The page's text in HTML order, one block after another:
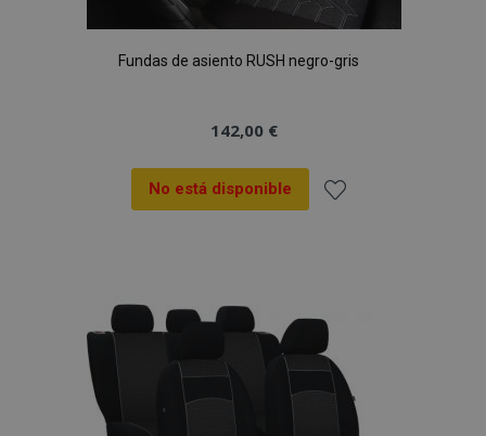
Fundas de asiento RUSH negro-gris
142,00 €
No está disponible
Lista
de
Deseos